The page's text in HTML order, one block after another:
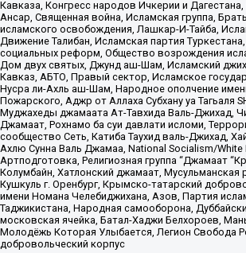
Кавказа, Конгресс народов Ичкерии и
Ансар, Священная война, Исламская группа,
исламского освобождения, Лашкар-И-Тайба,
Движение Талибан, Исламская партия
социальных реформ, Общество возрождения
Дом двух святых, Джунд аш-Шам, Исламский
Кавказ, АБТО, Правый сектор, Исламское
Нусра ли-Ахль аш-Шам, Народное ополчение
Пожарского, Аджр от Аллаха Субхану уа Тагьаля
Муджахеды джамаата Ат-Тавхида Валь-Джихад,
Джамаат, Рохнамо ба суи давлати исломи,
сообщество Сеть, Катиба Таухид валь-Джихад,
Ахлю Сунна Валь Джамаа, National Socialism/White
Артподготовка, Религиозная группа “Джамаат
Колумбайн, Хатлонский джамаат, Мусульманская
Кушкуль г. Оренбург, Крымско-татарский
имени Номана Челебиджихана, Азов, Партия
Таджикистана, Народная самооборона,
московская ячейка, Батал-Хаджи Белхороев,
Молодёжь Которая Улыбается, Легион Свобода
добровольческий корпус